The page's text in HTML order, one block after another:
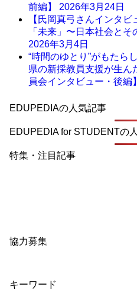
前編】 2026年3月24日
【氏岡真弓さんインタ
「未来」〜日本社会と
2026年3月4日
“時間のゆとり”がもた
県の新採教員支援が生ん
員会インタビュー・後編
EDUPEDIAの人気記事
EDUPEDIA for STUDENTの
特集・注目記事
協力募集
キーワード